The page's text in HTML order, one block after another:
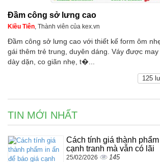
Đầm công sở lưng cao
Kiều Tiên, Thành viên của kex.vn
Đầm công sở lưng cao với thiết kế form ôm
gái thêm trẻ trung, duyên dáng. Váy được
dày dặn, co giãn nhẹ, t�...
125
TIN MỚI NHẤT
Cách tính giá thành
cạnh tranh mà vẫn có lãi
25/02/2026 145